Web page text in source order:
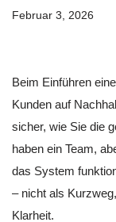
Februar 3, 2026
Beim Einführen
Kunden auf
sicher, wie Sie die
haben ein Team,
das System
– nicht als
Klarheit.